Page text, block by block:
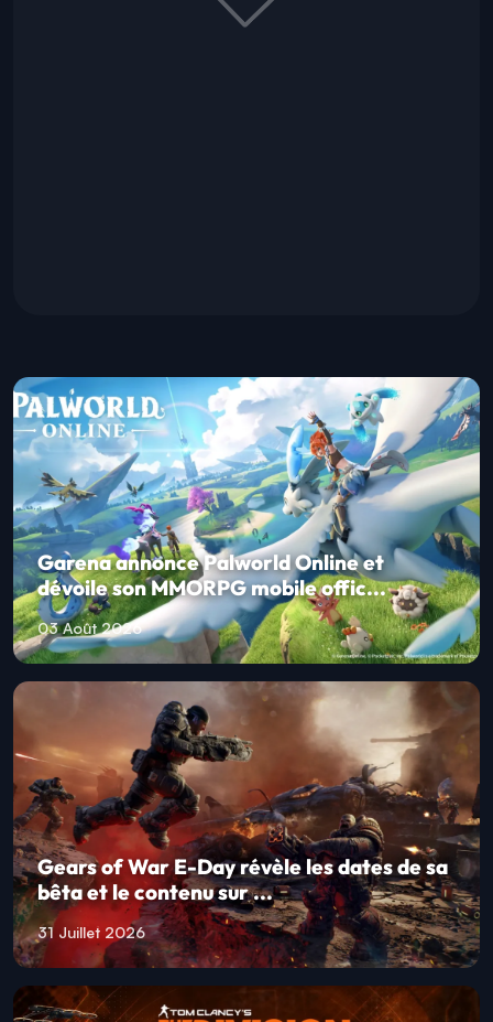
Garena annonce Palworld Online et
dévoile son MMORPG mobile offic...
03 Août 2026
Gears of War E-Day révèle les dates de sa
bêta et le contenu sur ...
31 Juillet 2026